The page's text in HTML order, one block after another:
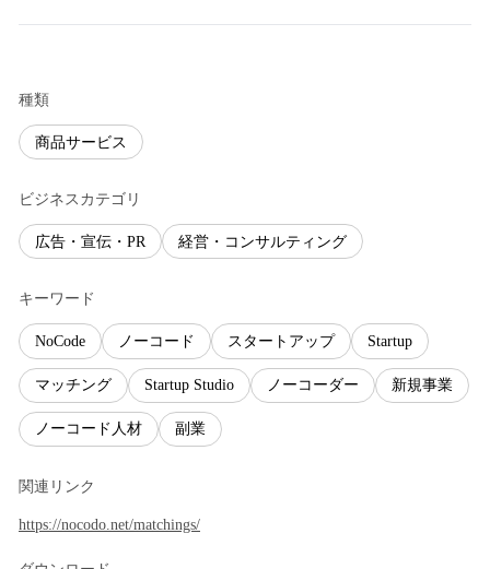
種類
商品サービス
ビジネスカテゴリ
広告・宣伝・PR 経営・コンサルティング
キーワード
NoCode ノーコード スタートアップ Startup
マッチング Startup Studio ノーコーダー 新規事業
ノーコード人材 副業
関連リンク
https://nocodo.net/matchings/